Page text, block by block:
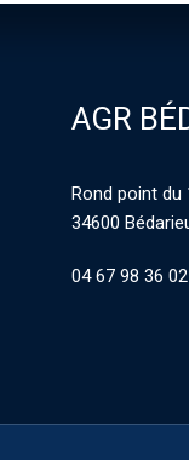
AGR
Rond point du
34600
04 67 98 36 02